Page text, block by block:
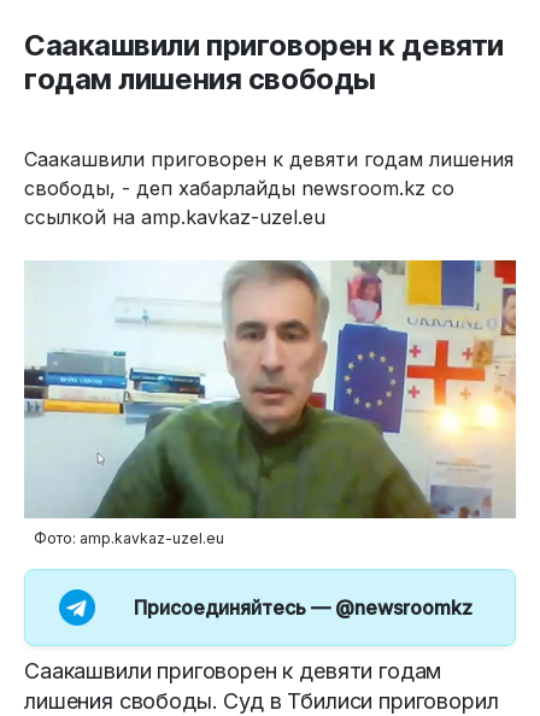
Саакашвили приговорен к девяти
годам лишения свободы
Саакашвили приговорен к девяти годам лишения
свободы, - деп хабарлайды newsroom.kz со
ссылкой на amp.kavkaz-uzel.eu
Фото: amp.kavkaz-uzel.eu
Присоединяйтесь — @newsroomkz
Саакашвили приговорен к девяти годам
лишения свободы. Суд в Тбилиси приговорил